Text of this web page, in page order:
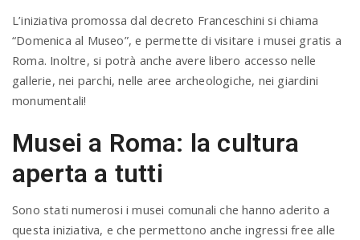
L’iniziativa promossa dal decreto Franceschini si chiama
“Domenica al Museo”, e permette di visitare i musei gratis a
Roma. Inoltre, si potrà anche avere libero accesso nelle
gallerie, nei parchi, nelle aree archeologiche, nei giardini
monumentali!
Musei a Roma: la cultura
aperta a tutti
Sono stati numerosi i musei comunali che hanno aderito a
questa iniziativa, e che permettono anche ingressi free alle